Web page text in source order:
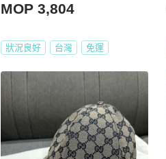
MOP 3,804
狀況良好 台灣 免運